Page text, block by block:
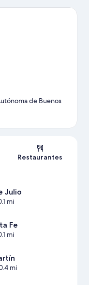
de Buenos
Restaurantes
Julio
mi
Fe
mi
mi